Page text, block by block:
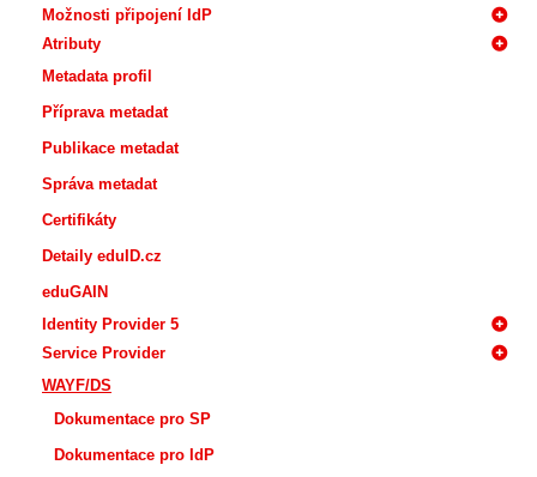
Možnosti připojení IdP
Atributy
Metadata profil
Příprava metadat
Publikace metadat
Správa metadat
Certifikáty
Detaily eduID.cz
eduGAIN
Identity Provider 5
Service Provider
WAYF/DS
Dokumentace pro SP
Dokumentace pro IdP